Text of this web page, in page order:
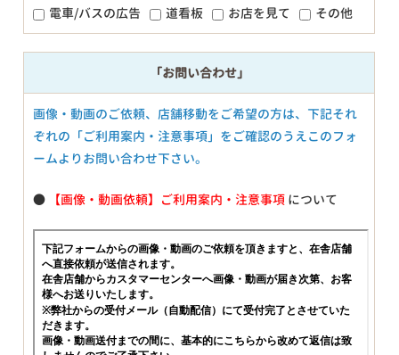
電車/バスの広告
道看板 お店を見て その他
「お問い合わせ」
画像・動画のご依頼、店舗移動をご希望の方は、下記それ
ぞれの「ご利用案内・注意事項」をご確認のうえこのフォ
ームよりお問い合わせ下さい。
● 【画像・動画依頼】ご利用案内・注意事項 について